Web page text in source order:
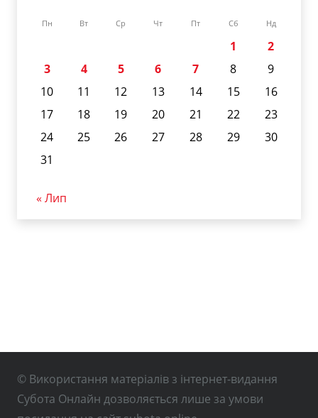
Пн Вт Ср Чт Пт Сб Нд
1
2
3
4 5 6 7 8
9
10
11 12 13 14 15
16
17
18 19 20 21 22
23
24
25 26 27 28 29
30
31
« Лип
© Використання матеріалів з інтернет-видання
Субота Онлайн дозволяється лише за умови